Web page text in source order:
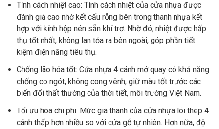
Tính cách nhiệt cao: Tính cách nhiệt của cửa nhựa được
đánh giá cao nhờ kết cấu rỗng bên trong thanh nhựa kết
hợp với kính hộp nén sẵn khí trơ. Nhờ đó, nhiệt được hấp
thụ tốt nhất, không lan tỏa ra bên ngoài, góp phần tiết
kiệm điện năng tiêu thụ.
Chống lão hóa tốt: Cửa nhựa 4 cánh mở quay có khả năng
chống co ngót, không cong vênh, giữ màu tốt trước các
biến đổi thất thường của thời tiết, môi trường Việt Nam.
Tối ưu hóa chi phí: Mức giá thành của cửa nhựa lõi thép 4
cánh thấp hơn nhiều so với cửa gỗ tự nhiên. Hơn nữa, độ